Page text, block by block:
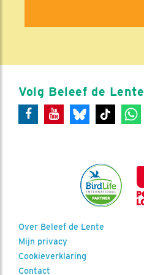
Volg Beleef de Lente
Over Beleef de Lente
Mijn privacy
Cookieverklaring
Contact